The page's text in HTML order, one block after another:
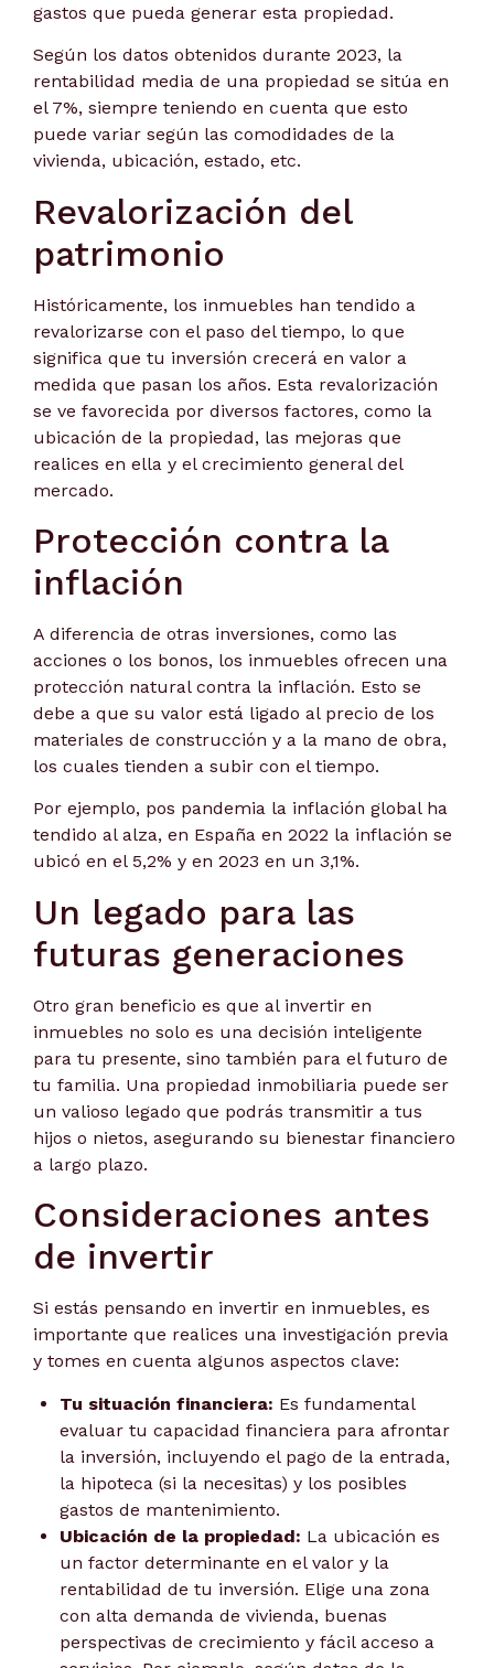
gastos que pueda generar esta propiedad.
Según los datos obtenidos durante 2023, la
rentabilidad media de una propiedad se sitúa en
el 7%, siempre teniendo en cuenta que esto
puede variar según las comodidades de la
vivienda, ubicación, estado, etc.
Revalorización del
patrimonio
Históricamente, los inmuebles han tendido a
revalorizarse con el paso del tiempo, lo que
significa que tu inversión crecerá en valor a
medida que pasan los años. Esta revalorización
se ve favorecida por diversos factores, como la
ubicación de la propiedad, las mejoras que
realices en ella y el crecimiento general del
mercado.
Protección contra la
inflación
A diferencia de otras inversiones, como las
acciones o los bonos, los inmuebles ofrecen una
protección natural contra la inflación. Esto se
debe a que su valor está ligado al precio de los
materiales de construcción y a la mano de obra,
los cuales tienden a subir con el tiempo.
Por ejemplo, pos pandemia la inflación global ha
tendido al alza, en España en 2022 la inflación se
ubicó en el 5,2% y en 2023 en un 3,1%.
Un legado para las
futuras generaciones
Otro gran beneficio es que al invertir en
inmuebles no solo es una decisión inteligente
para tu presente, sino también para el futuro de
tu familia. Una propiedad inmobiliaria puede ser
un valioso legado que podrás transmitir a tus
hijos o nietos, asegurando su bienestar financiero
a largo plazo.
Consideraciones antes
de invertir
Si estás pensando en invertir en inmuebles, es
importante que realices una investigación previa
y tomes en cuenta algunos aspectos clave:
Tu situación financiera: Es fundamental
evaluar tu capacidad financiera para afrontar
la inversión, incluyendo el pago de la entrada,
la hipoteca (si la necesitas) y los posibles
gastos de mantenimiento.
Ubicación de la propiedad: La ubicación es
un factor determinante en el valor y la
rentabilidad de tu inversión. Elige una zona
con alta demanda de vivienda, buenas
perspectivas de crecimiento y fácil acceso a